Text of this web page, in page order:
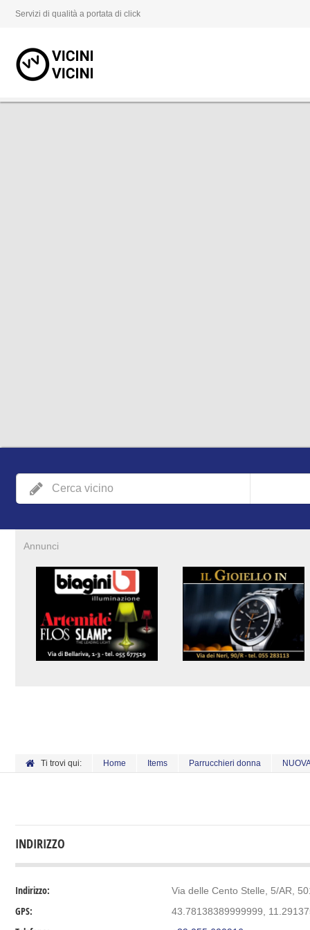
Servizi di qualità a portata di click
Annunci
Ti trovi qui: Home Items Parrucchieri donna
INDIRIZZO
Indirizzo: Via delle Cento Stelle, 5/AR,
GPS: 43.78138389999999,